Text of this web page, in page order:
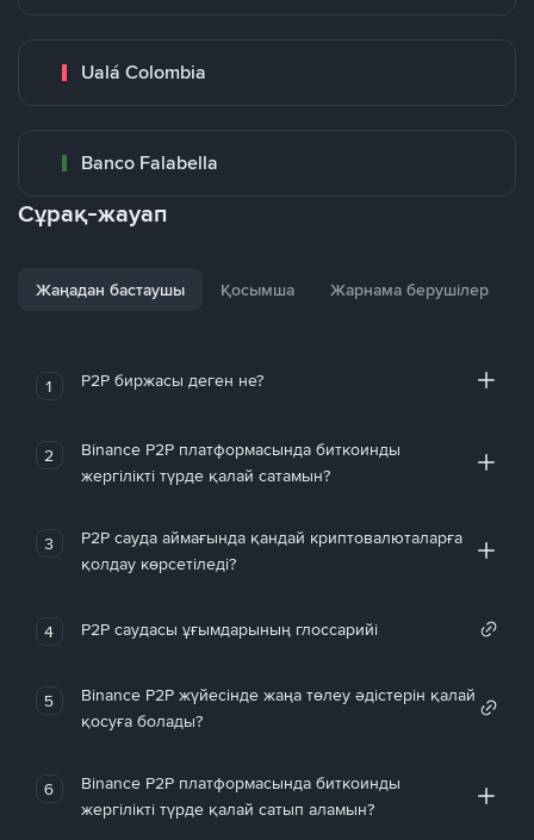
Ualá Colombia
Banco Falabella
Сұрақ-жауап
Жаңадан бастаушы Қосымша Жарнама берушілер
1 P2P биржасы деген не?
2
Binance P2P платформасында биткоинды
жергілікті түрде қалай сатамын?
3
P2P сауда аймағында қандай криптовалюталарға
қолдау көрсетіледі?
4 P2P саудасы ұғымдарының глоссарийі
5
Binance P2P жүйесінде жаңа төлеу әдістерін қалай
қосуға болады?
6
Binance P2P платформасында биткоинды
жергілікті түрде қалай сатып аламын?